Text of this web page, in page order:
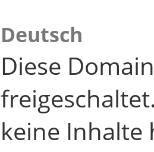
Deutsch
Diese
keine Inhalte